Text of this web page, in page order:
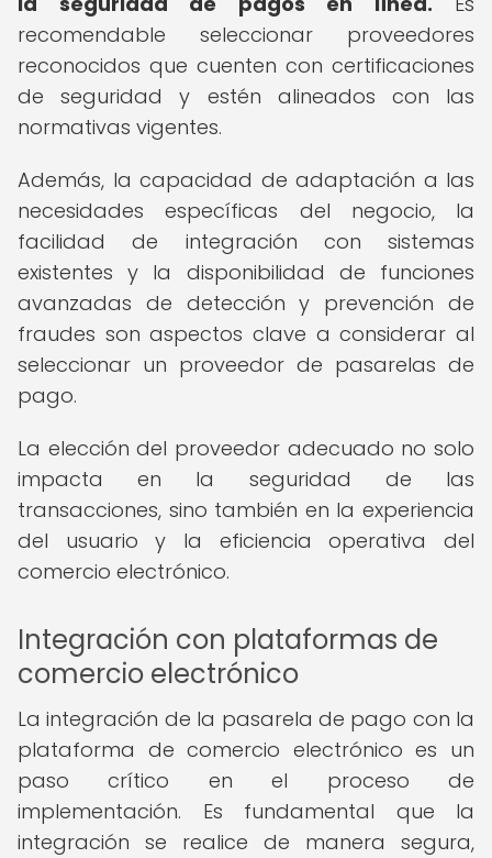
recomendable seleccionar proveedores
reconocidos que cuenten con certificaciones
de seguridad y estén alineados con las
normativas vigentes.
Además, la capacidad de adaptación a las
necesidades específicas del negocio, la
facilidad de integración con sistemas
existentes y la disponibilidad de funciones
avanzadas de detección y prevención de
fraudes son aspectos clave a considerar al
seleccionar un proveedor de pasarelas de
pago.
La elección del proveedor adecuado no solo
impacta en la seguridad de las
transacciones, sino también en la experiencia
del usuario y la eficiencia operativa del
comercio electrónico.
Integración con plataformas de
comercio electrónico
La integración de la pasarela de pago con la
plataforma de comercio electrónico es un
paso crítico en el proceso de
implementación. Es fundamental que la
integración se realice de manera segura,